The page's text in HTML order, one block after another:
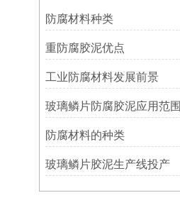
防腐材料种类
重防腐胶泥优点
工业防腐材料发展前景
玻璃鳞片防腐胶泥应用范围
防腐材料的种类
玻璃鳞片胶泥生产线投产